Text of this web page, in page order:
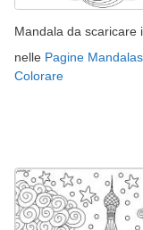
Mandala da scaricare
nelle Pagine
Colorare